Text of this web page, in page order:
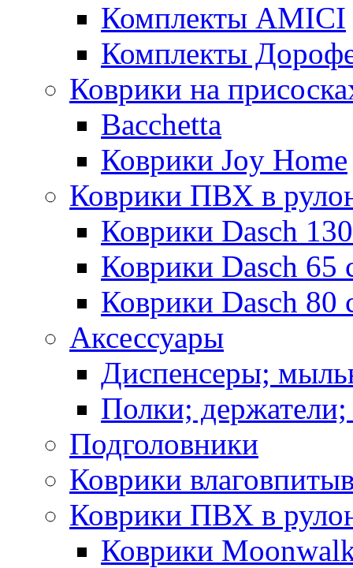
Комплекты AMICI
Комплекты
Коврики на
Bacchetta
Коврики Joy Home
Коврики ПВХ в
Коврики Dasch
Коврики Dasch 65
Коврики Dasch 80
Аксессуары
Диспенсеры;
Полки;
Подголовники
Коврики
Коврики ПВХ в
Коврики